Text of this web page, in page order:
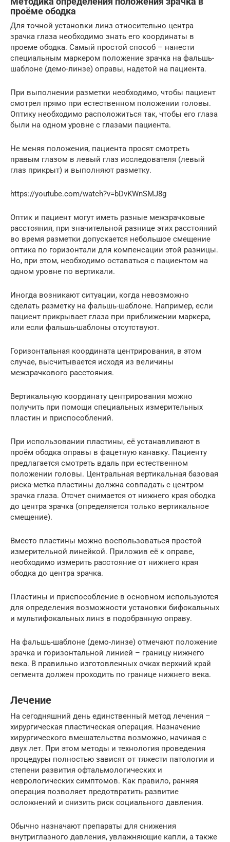
проёме ободка
Для точной установки линз относительно центра
зрачка глаза необходимо знать его координаты в
проеме ободка. Самый простой способ – нанести
специальным маркером положение зрачка на фальшь-
шаблоне (демо-линзе) оправы, надетой на пациента.
При выполнении разметки необходимо, чтобы пациент
смотрел прямо при естественном положении головы.
Оптику необходимо расположиться так, чтобы его глаза
были на одном уровне с глазами пациента.
Не меняя положения, пациента просят смотреть
правым глазом в левый глаз исследователя (левый
глаз прикрыт) и выполняют разметку.
https://youtube.com/watch?v=bDvKWnSMJ8g
Оптик и пациент могут иметь разные межзрачковые
расстояния, при значительной разнице этих расстояний
во время разметки допускается небольшое смещение
оптика по горизонтали для компенсации этой разницы.
Но, при этом, необходимо оставаться с пациентом на
одном уровне по вертикали.
Иногда возникают ситуации, когда невозможно
сделать разметку на фальшь-шаблоне. Например, если
пациент прикрывает глаза при приближении маркера,
или если фальшь-шаблоны отсутствуют.
Горизонтальная координата центрирования, в этом
случае, высчитывается исходя из величины
межзрачкового расстояния.
Вертикальную координату центрирования можно
получить при помощи специальных измерительных
пластин и приспособлений.
При использовании пластины, её устанавливают в
проём ободка оправы в фацетную канавку. Пациенту
предлагается смотреть вдаль при естественном
положении головы. Центральная вертикальная базовая
риска-метка пластины должна совпадать с центром
зрачка глаза. Отсчет снимается от нижнего края ободка
до центра зрачка (определяется только вертикальное
смещение).
Вместо пластины можно воспользоваться простой
измерительной линейкой. Приложив её к оправе,
необходимо измерить расстояние от нижнего края
ободка до центра зрачка.
Пластины и приспособление в основном используются
для определения возможности установки бифокальных
и мультифокальных линз в подобранную оправу.
На фальшь-шаблоне (демо-линзе) отмечают положение
зрачка и горизонтальной линией – границу нижнего
века. В правильно изготовленных очках верхний край
сегмента должен проходить по границе нижнего века.
Лечение
На сегодняшний день единственный метод лечения –
хирургическая пластическая операция. Назначение
хирургического вмешательства возможно, начиная с
двух лет. При этом методы и технология проведения
процедуры полностью зависят от тяжести патологии и
степени развития офтальмологических и
неврологических симптомов. Как правило, ранняя
операция позволяет предотвратить развитие
осложнений и снизить риск социального давления.
Обычно назначают препараты для снижения
внутриглазного давления, увлажняющие капли, а также